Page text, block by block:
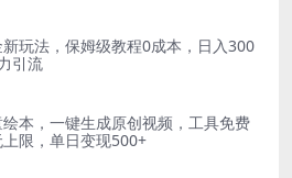
玩法，保姆级教程0成本，日入300
引流
本，一键生成原创视频，工具免费
限，单日变现500+